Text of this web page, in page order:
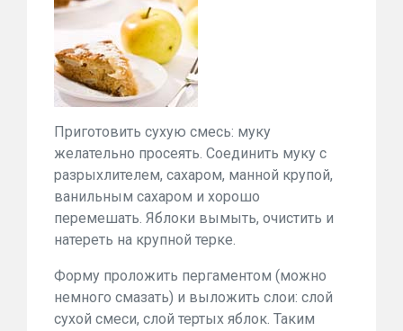
Приготовить сухую смесь: муку
желательно просеять. Соединить муку с
разрыхлителем, сахаром, манной крупой,
ванильным сахаром и хорошо
перемешать. Яблоки вымыть, очистить и
натереть на крупной терке.
Форму проложить пергаментом (можно
немного смазать) и выложить слои: слой
сухой смеси, слой тертых яблок. Таким